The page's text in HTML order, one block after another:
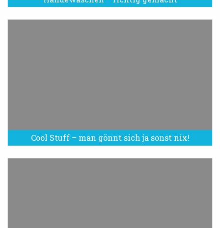
Cool Stuff – man gönnt sich ja sonst nix!